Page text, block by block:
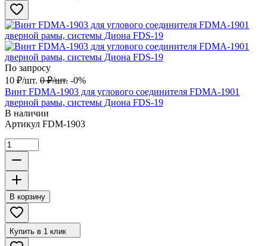
По запросу
10 ₽/шт. 0 ₽/шт. -0%
Винт FDMA-1903 для углового соединителя FDMA-1901
дверной рамы, системы Диона FDS-19
В наличии
Артикул FDM-1903
В корзину
Купить в 1 клик